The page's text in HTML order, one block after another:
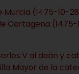
(1475-10-
Cartagena
V al deán y
Mayor de la